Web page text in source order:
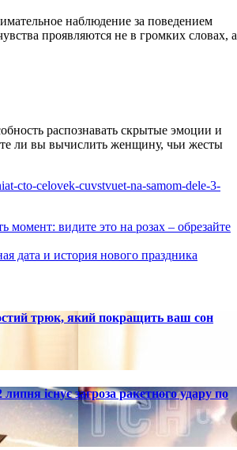
наблюдение за поведением
проявляются не в громких словах, а
распознавать скрытые эмоции и
ли вы вычислить женщину, чьи жесты
cto-celovek-cuvstvuet-na-samom-dele-3-
видите это на розах – обрезайте
дата и история нового праздника
трюк, який покращить ваш сон
існує загроза ракетного удару по